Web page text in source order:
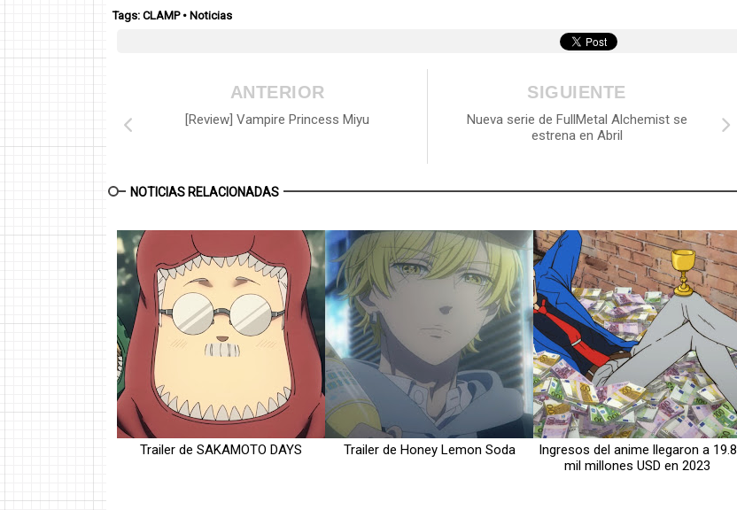
Tags: CLAMP• Noticias
SIGUIENTE
Nueva serie de FullMetal Alchemist se
estrena en Abril
ANTERIOR
[Review] Vampire Princess Miyu
NOTICIAS RELACIONADAS
Trailer de SAKAMOTO DAYS Trailer de Honey Lemon Soda
Ingresos del anime llegaron a 19.8
mil millones USD en 2023